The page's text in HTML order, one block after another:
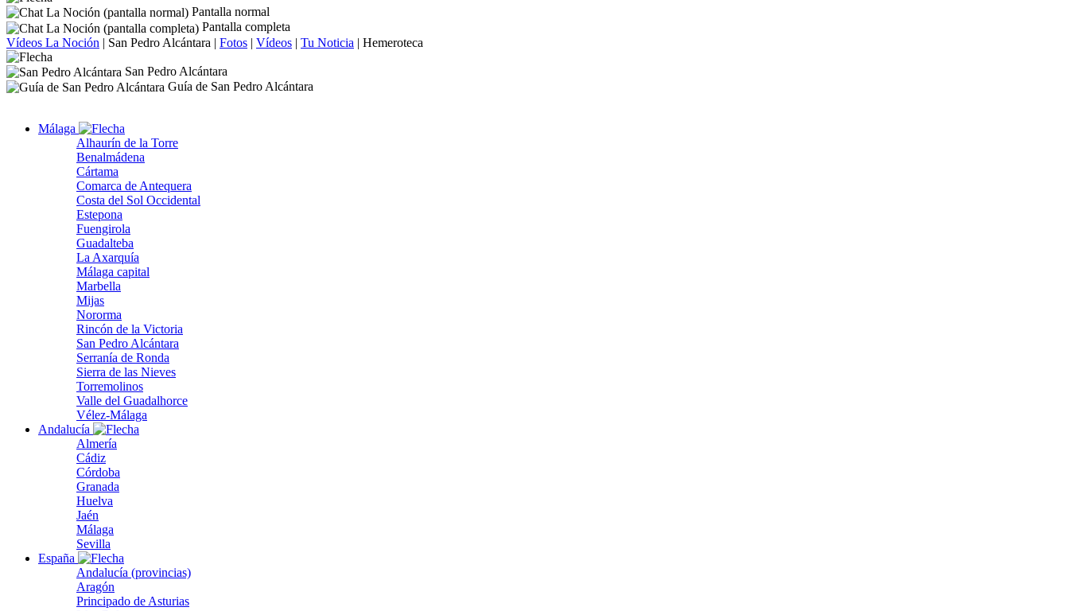
Pantalla normal
Pantalla completa
Vídeos La Noción | San Pedro Alcántara | Fotos | Vídeos | Tu Noticia | Hemeroteca
San Pedro Alcántara
Guía de San Pedro Alcántara
Málaga
Alhaurín de la Torre
Benalmádena
Cártama
Comarca de Antequera
Costa del Sol Occidental
Estepona
Fuengirola
Guadalteba
La Axarquía
Málaga capital
Marbella
Mijas
Nororma
Rincón de la Victoria
San Pedro Alcántara
Serranía de Ronda
Sierra de las Nieves
Torremolinos
Valle del Guadalhorce
Vélez-Málaga
Andalucía
Almería
Cádiz
Córdoba
Granada
Huelva
Jaén
Málaga
Sevilla
España
Andalucía (provincias)
Aragón
Principado de Asturias